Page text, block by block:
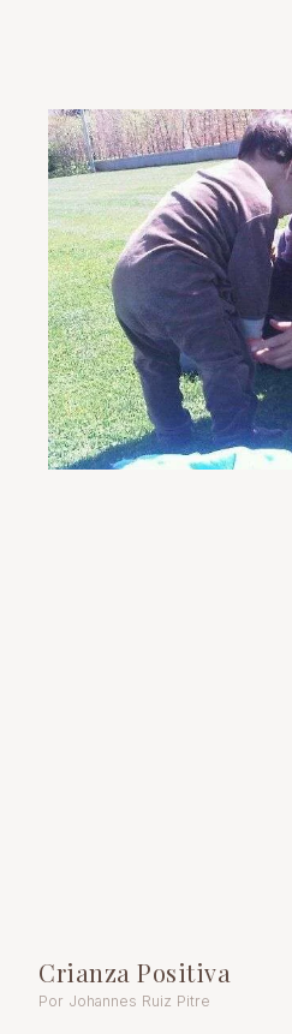
Crianza Positiva
Por Johannes Ruiz Pitre